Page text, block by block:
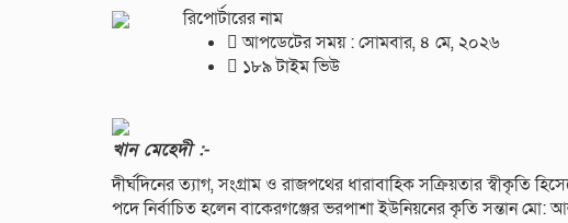
রিপোর্টারের নাম
আপডেটের সময় : সোমবার, ৪ মে, ২০২৬
১৮৯ টাইম ভিউ
খান মেহেদী :-
দীর্ঘদিনের ত্যাগ, সংগ্রাম ও রাজপথের ধারাবাহিক সক্রিয়তার স্বীকৃতি
পদে নির্বাচিত হলেন বাকেরগঞ্জের ভরপাশা ইউনিয়নের কৃতি সন্তান মো: